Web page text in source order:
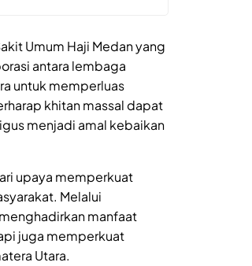
Umum Haji Medan yang
antara lembaga
untuk memperluas
khitan massal dapat
menjadi amal kebaikan
upaya memperkuat
Melalui
manfaat
juga memperkuat
Utara.